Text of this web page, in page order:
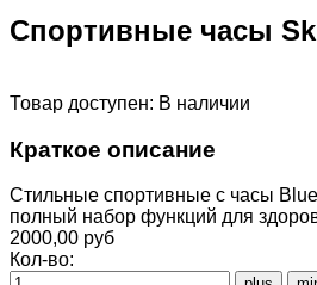
Спортивные часы
Товар доступен: В наличии
Краткое описание
Стильные спортивные с часы
полный набор функций для
2000,00 руб
Кол-во: